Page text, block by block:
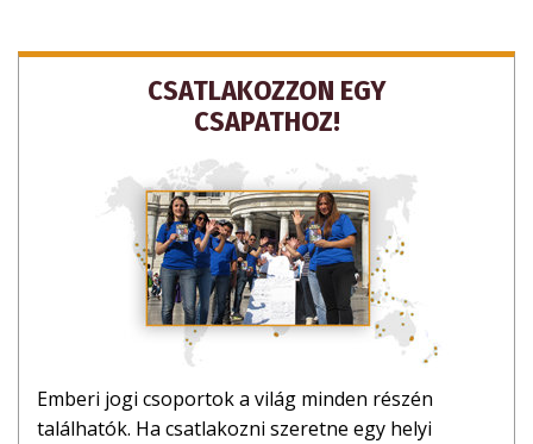
CSATLAKOZZON EGY
CSAPATHOZ!
Emberi jogi csoportok a világ minden részén
találhatók. Ha csatlakozni szeretne egy helyi